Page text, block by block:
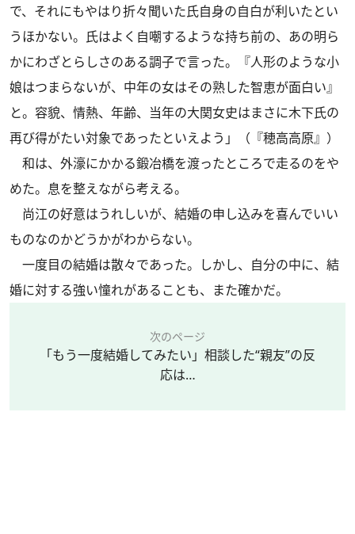
で、それにもやはり折々聞いた氏自身の自白が利いたとい
うほかない。氏はよく自嘲するような持ち前の、あの明ら
かにわざとらしさのある調子で言った。『人形のような小
娘はつまらないが、中年の女はその熟した智恵が面白い』
と。容貌、情熱、年齢、当年の大関女史はまさに木下氏の
再び得がたい対象であったといえよう」（『穂高高原』）
和は、外濠にかかる鍛冶橋を渡ったところで走るのをや
めた。息を整えながら考える。
尚江の好意はうれしいが、結婚の申し込みを喜んでいい
ものなのかどうかがわからない。
一度目の結婚は散々であった。しかし、自分の中に、結
婚に対する強い憧れがあることも、また確かだ。
次のページ
「もう一度結婚してみたい」相談した“親友”の反
応は…